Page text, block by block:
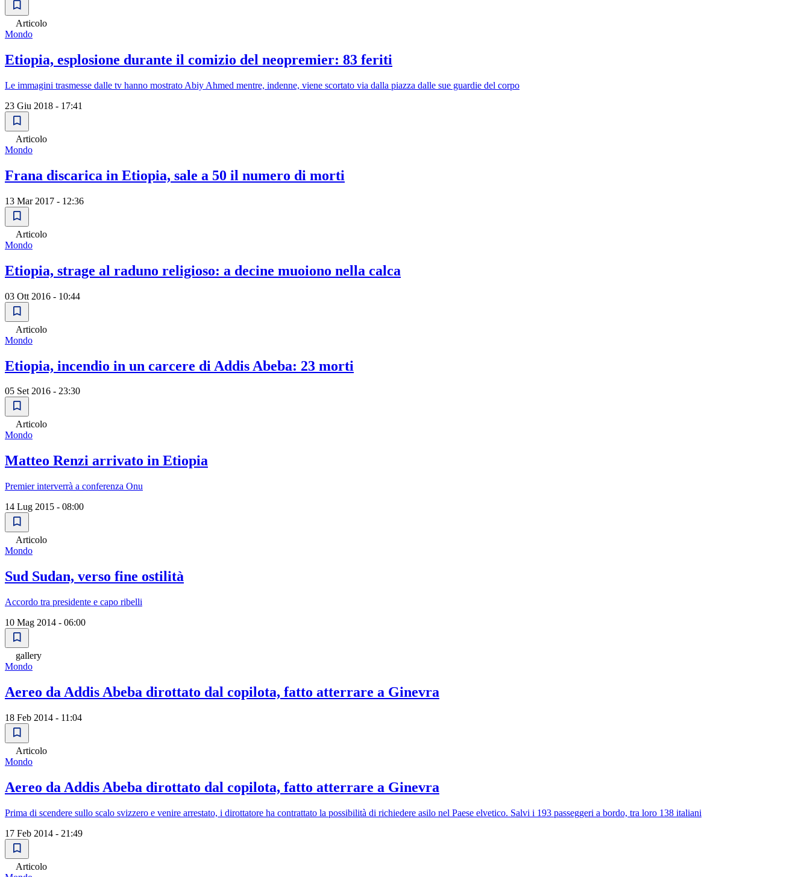
Articolo
Mondo
Etiopia, esplosione durante il comizio del neopremier: 83 feriti
Le immagini trasmesse dalle tv hanno mostrato Abiy Ahmed mentre, indenne, viene scortato via dalla piazza dalle sue guardie del corpo
23 Giu 2018 - 17:41
Articolo
Mondo
Frana discarica in Etiopia, sale a 50 il numero di morti
13 Mar 2017 - 12:36
Articolo
Mondo
Etiopia, strage al raduno religioso: a decine muoiono nella calca
03 Ott 2016 - 10:44
Articolo
Mondo
Etiopia, incendio in un carcere di Addis Abeba: 23 morti
05 Set 2016 - 23:30
Articolo
Mondo
Matteo Renzi arrivato in Etiopia
Premier interverrà a conferenza Onu
14 Lug 2015 - 08:00
Articolo
Mondo
Sud Sudan, verso fine ostilità
Accordo tra presidente e capo ribelli
10 Mag 2014 - 06:00
gallery
Mondo
Aereo da Addis Abeba dirottato dal copilota, fatto atterrare a Ginevra
18 Feb 2014 - 11:04
Articolo
Mondo
Aereo da Addis Abeba dirottato dal copilota, fatto atterrare a Ginevra
Prima di scendere sullo scalo svizzero e venire arrestato, i dirottatore ha contrattato la possibilità di richiedere asilo nel Paese elvetico. Salvi i 193 passeggeri a bordo, tra loro 138 italiani
17 Feb 2014 - 21:49
Articolo